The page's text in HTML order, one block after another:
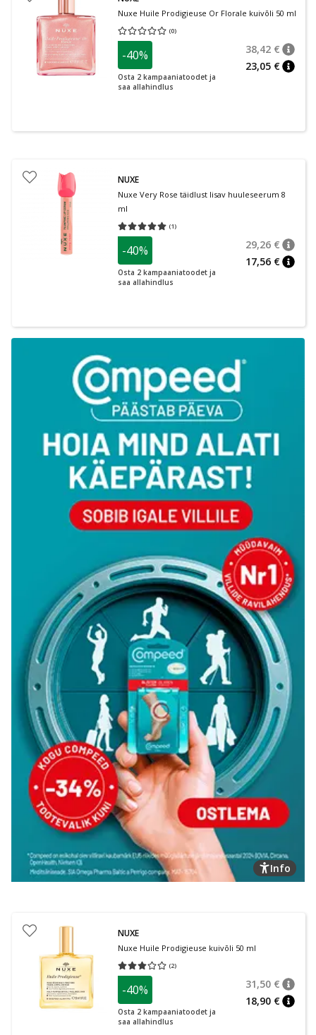
Nuxe Huile Prodigieuse Or Florale kuivõli 50 ml
(0)
Keskmine hinnang 0.00
-40%
Osta 2 kampaaniatoodet ja
saa allahindlus
38,42 €
23,05 €
NUXE
Nuxe Very Rose täidlust lisav huuleseerum 8
ml
(1)
Keskmine hinnang 5.00
-40%
Osta 2 kampaaniatoodet ja
saa allahindlus
29,26 €
17,56 €
Info
NUXE
Nuxe Huile Prodigieuse kuivõli 50 ml
(2)
Keskmine hinnang 3.00
-40%
Osta 2 kampaaniatoodet ja
saa allahindlus
31,50 €
18,90 €